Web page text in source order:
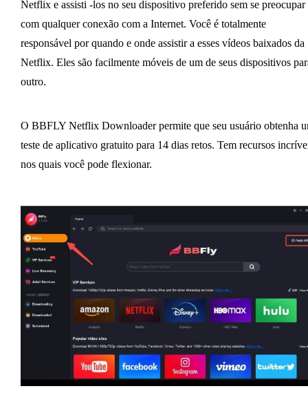
Netflix e assisti -los no seu dispositivo preferido sem se preocupar
com qualquer conexão com a Internet. Você é totalmente
responsável por quando e onde assistir a esses vídeos baixados da
Netflix. Eles são facilmente móveis de um de seus dispositivos
outro.
O BBFLY Netflix Downloader permite que seu usuário obtenha
teste de aplicativo gratuito para 14 dias retos. Tem recursos
nos quais você pode flexionar.